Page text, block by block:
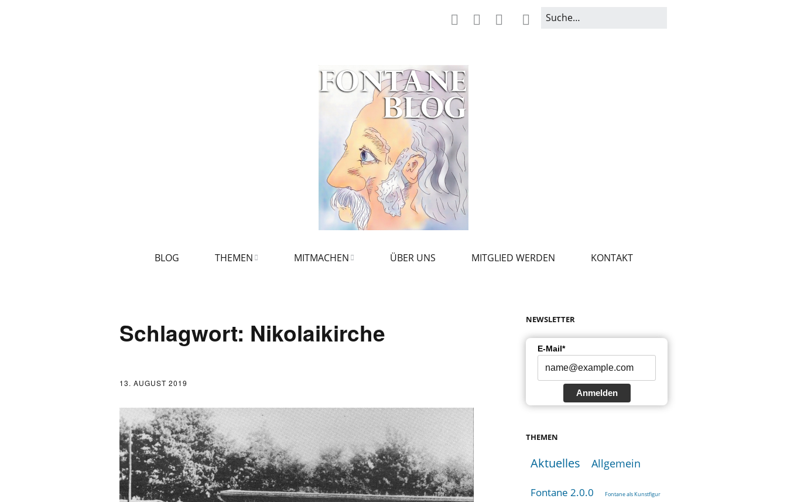
BLOG THEMEN
FONTANE UND SCHULE
FONTANE-
FORSCHER*INNEN
MITMACHEN ÜBER UNS MITGLIED WERDEN KONTAKT
Schlagwort: Nikolaikirche
13. AUGUST 2019
NEWSLETTER
E-Mail*
Anmelden
THEMEN
Aktuelles Allgemein
Fontane 2.0.0 Fontane als Kunstfigur